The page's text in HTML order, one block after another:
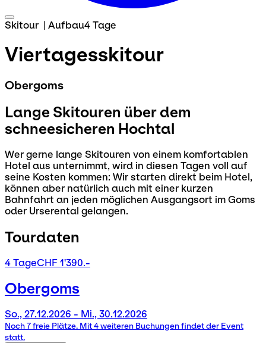
Skitour | Aufbau4 Tage
Viertagesskitour
Obergoms
Lange Skitouren über dem
schneesicheren Hochtal
Wer gerne lange Skitouren von einem komfortablen
Hotel aus unternimmt, wird in diesen Tagen voll auf
seine Kosten kommen: Wir starten direkt beim Hotel,
können aber natürlich auch mit einer kurzen
Bahnfahrt an jeden möglichen Ausgangsort im Goms
oder Urserental gelangen.
Tourdaten
4 TageCHF 1'390.-
Obergoms
So., 27.12.2026 - Mi., 30.12.2026
Noch 7 freie Plätze. Mit 4 weiteren Buchungen findet der Event
statt.